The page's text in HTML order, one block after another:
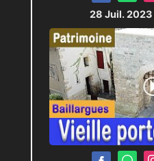
28 Juil. 2023